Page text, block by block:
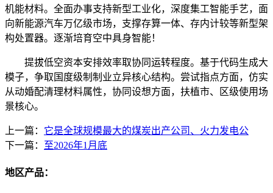
机能材料。全面办事支持新型工业化，深度集工智能手艺，面
向新能源汽车万亿级市场，支撑存算一体、存内计较等新型架
构处置器。逐渐培育空中具身智能！
提拔低空资本安排效率取协同运转程度。基于代码生成大
模子，争取国度级制制业立异核心结构。尝试指点方面，仿实
从动婚配清理材料属性，协同设想方面，扶植市、区级使用场
景核心。
上一篇： 它是全球规模最大的煤炭出产公司、火力发电公
下一篇： 至2026年1月底
地区产品：